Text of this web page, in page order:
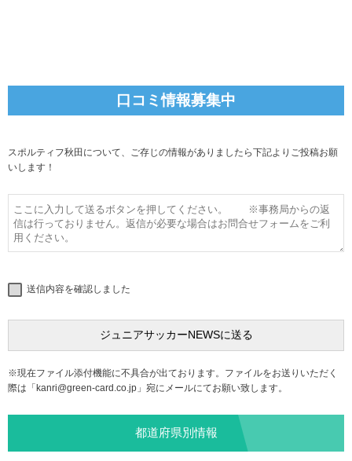
口コミ情報募集中
スポルティフ秋田について、ご存じの情報がありましたら下記よりご投稿お願
いします！
送信内容を確認しました
※現在ファイル添付機能に不具合が出ております。ファイルをお送りいただく
際は「 kanri@green-card.co.jp 」宛にメールにてお願い致します。
都道府県別情報